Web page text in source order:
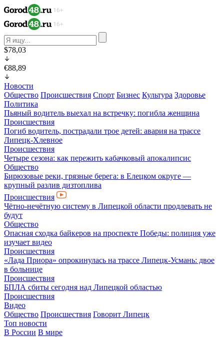
$78,03
€88,89
Новости
Общество Происшествия Спорт Бизнес Культура Здоровье
Политика
Пьяный водитель выехал на встречку: погибла женщина
Происшествия
Погиб водитель, пострадали трое детей: авария на трассе
Липецк-Хлевное
Происшествия
Четыре сезона: как пережить кабачковый апокалипсис
Общество
Бирюзовые реки, грязные берега: в Елецком округе —
крупный разлив дизтоплива
Происшествия
Чётно-нечётную систему в Липецкой области продлевать не
будут
Общество
Опасная сходка байкеров на проспекте Победы: полиция уже
изучает видео
Происшествия
«Лада Приора» опрокинулась на трассе Липецк-Усмань: двое
в больнице
Происшествия
БПЛА сбиты сегодня над Липецкой областью
Происшествия
Видео
Общество Происшествия Говорит Липецк
Топ новости
В России В мире